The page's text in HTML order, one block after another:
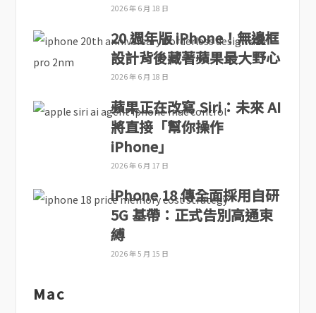
2026 年 6 月 18 日
20 週年版 iPhone！無邊框
設計背後藏著蘋果最大野心
2026 年 6 月 18 日
蘋果正在改寫 Siri：未來 AI
將直接「幫你操作
iPhone」
2026 年 6 月 17 日
iPhone 18 傳全面採用自研
5G 基帶：正式告別高通束
縛
2026 年 5 月 15 日
Mac